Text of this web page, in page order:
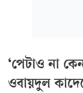
‘পেটাও না
ওবায়দুল